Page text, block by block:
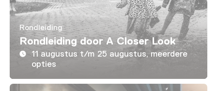
Rondleiding
Rondleiding door A Closer Look
11 augustus t/m 25 augustus, meerdere
opties